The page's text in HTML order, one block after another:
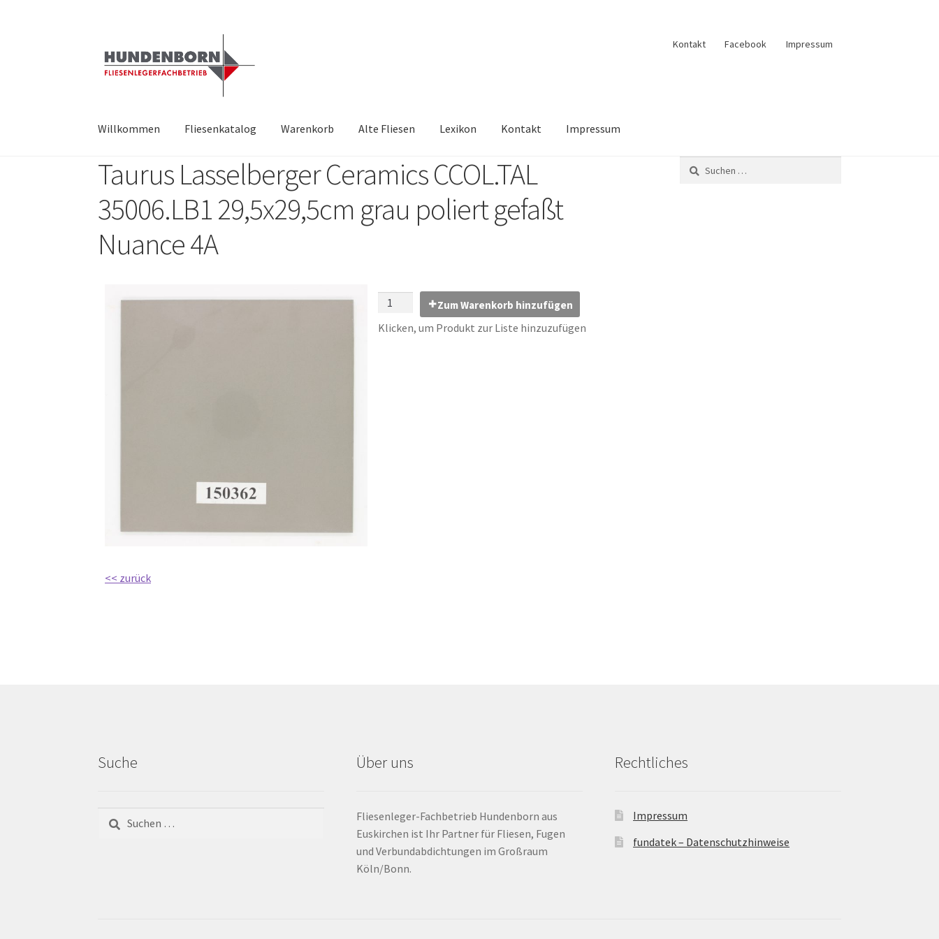
Kontakt Facebook Impressum
Willkommen Fliesenkatalog Warenkorb Alte Fliesen Lexikon Kontakt Impressum
Start Alte Fliesen, Vintage Fliesen, Reservefliesen, Austauschfliesen, Retrofliesen, Historische Fliesen Ankauf und Verkauf Anfrage senden
fundatek – DatenschutzhinweiseImpressumKontakt Lexikon Vielen Dank für Ihre AnfrageWarenkorb
Taurus Lasselberger Ceramics CCOL.TAL
35006.LB1 29,5x29,5cm grau poliert gefaßt
Nuance 4A
Zum Warenkorb hinzufügen
Klicken, um Produkt zur Liste hinzuzufügen
<< zurück
Suche Über uns
Fliesenleger-Fachbetrieb Hundenborn aus
Euskirchen ist Ihr Partner für Fliesen, Fugen
und Verbundabdichtungen im Großraum
Köln/Bonn.
Rechtliches
Impressum
fundatek – Datenschutzhinweise